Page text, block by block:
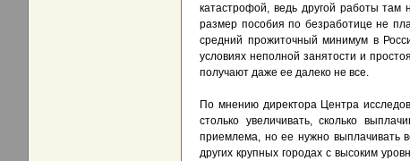
катастрофой, ведь другой работы там
размер пособия по безработице не
средний прожиточный минимум в
условиях неполной занятости и
получают даже ее далеко не все.
По мнению директора Центра
столько увеличивать, сколько
приемлема, но ее нужно выплачивать
других крупных городах с высоким